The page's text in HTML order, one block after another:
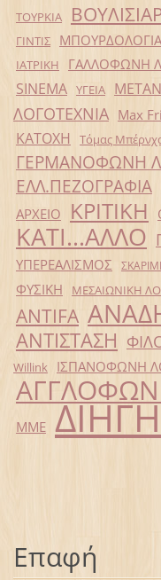
ΤΟΥΡΚΙΑ
ΓΙΝΤΙΣ
ΜΠΟΥΡΔΟΛΟΓΙΑ
ΙΑΤΡΙΚΗ ΓΑΛΛΟΦΩΝΗ
SINEMA ΥΓΕΙΑ
ΛΟΓΟΤΕΧΝΙΑ Max
ΚΑΤΟΧΗ Τόμας
ΓΕΡΜΑΝΟΦΩΝΗ
ΕΛΛ.ΠΕΖΟΓΡΑΦΙΑ
ΑΡΧΕΙΟ ΚΡΙΤΙΚΗ
ΚΑΤΙ...ΑΛΛΟ
ΥΠΕΡΕΑΛΙΣΜΟΣ
ΦΥΣΙΚΗ ΜΕΣΑΙΩΝΙΚΗ
ANTIFA
ΑΝΤΙΣΤΑΣΗ
Willink
ΙΣΠΑΝΟΦΩΝΗ
ΜΜΕ
Επαφή